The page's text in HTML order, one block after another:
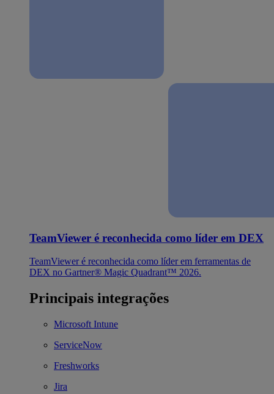
TeamViewer é reconhecida como líder em DEX
TeamViewer é reconhecida como líder em ferramentas de
DEX no Gartner® Magic Quadrant™ 2026.
Principais integrações
Microsoft Intune
ServiceNow
Freshworks
Jira